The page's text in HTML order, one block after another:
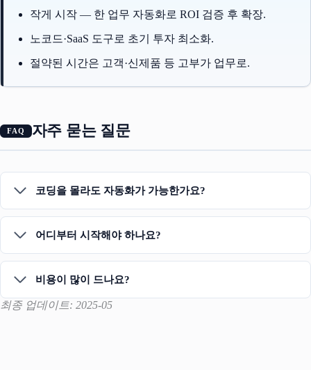
작게 시작 — 한 업무 자동화로 ROI 검증 후 확장.
노코드·SaaS 도구로 초기 투자 최소화.
절약된 시간은 고객·신제품 등 고부가 업무로.
자주 묻는 질문
코딩을 몰라도 자동화가 가능한가요?
어디부터 시작해야 하나요?
비용이 많이 드나요?
최종 업데이트: 2025-05